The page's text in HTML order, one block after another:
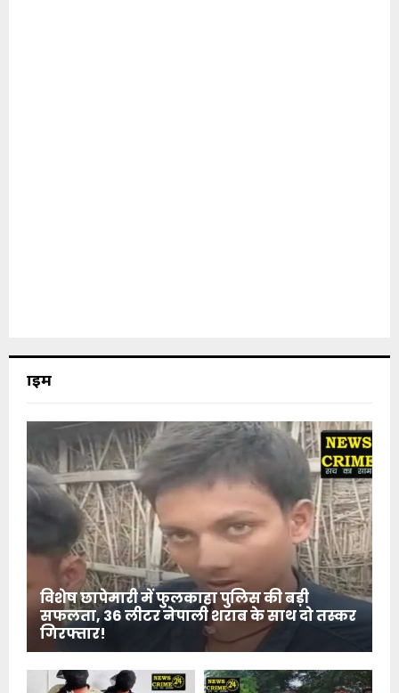
क्राइम
विशेष छापेमारी में फुलकाहा पुलिस की बड़ी
सफलता, 36 लीटर नेपाली शराब के साथ दो तस्कर
गिरफ्तार!